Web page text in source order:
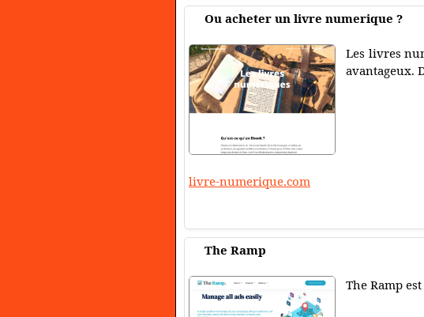
Ou acheter un livre numerique ?
Les livres
avantageux.
livre-numerique.com
The Ramp
The Ramp